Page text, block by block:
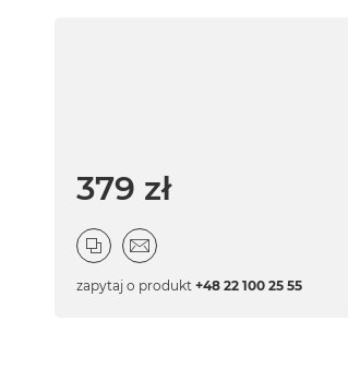
379 zł
zapytaj o produkt +48 22 100 25 55